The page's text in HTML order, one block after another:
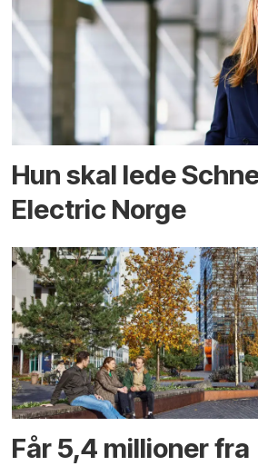
Hun skal lede
Electric Norge
Får 5,4 millioner fra